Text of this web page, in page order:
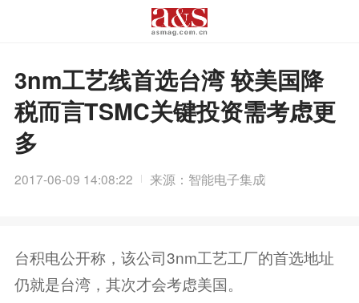
3nm工艺线首选台湾 较美国降
税而言TSMC关键投资需考虑更
多
2017-06-09 14:08:22 来源：智能电子集成
台积电公开称，该公司3nm工艺工厂的首选地址
仍就是台湾，其次才会考虑美国。